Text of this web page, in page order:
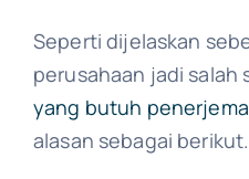
Seperti dijelaskan
perusahaan jadi salah
yang butuh
alasan sebagai berikut.